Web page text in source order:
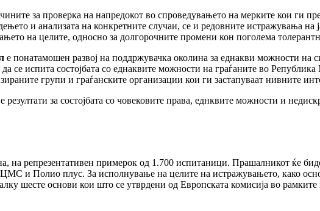
за проверка на напредокот во спроведувањето на мерките кои ги
и анализата на конкретните случаи, се и редовните истражувања
на целите, односно за долгорочните промени кон поголема
е понатамошен развој на поддржувачка околина за еднакви можности на
да се испита состојбата со еднаквите можности на граѓаните во
групи и граѓанските организации кои ги застапуваат нивните
резултати за состојбата со човековите права, еднквите можности и
на репрезентативен примерок од 1.700 испитаници. Прашалникот ќе
и Полио плус. За исполнување на целите на истражувањето, како
шесте основи кои што се утврдени од Европската комисија во